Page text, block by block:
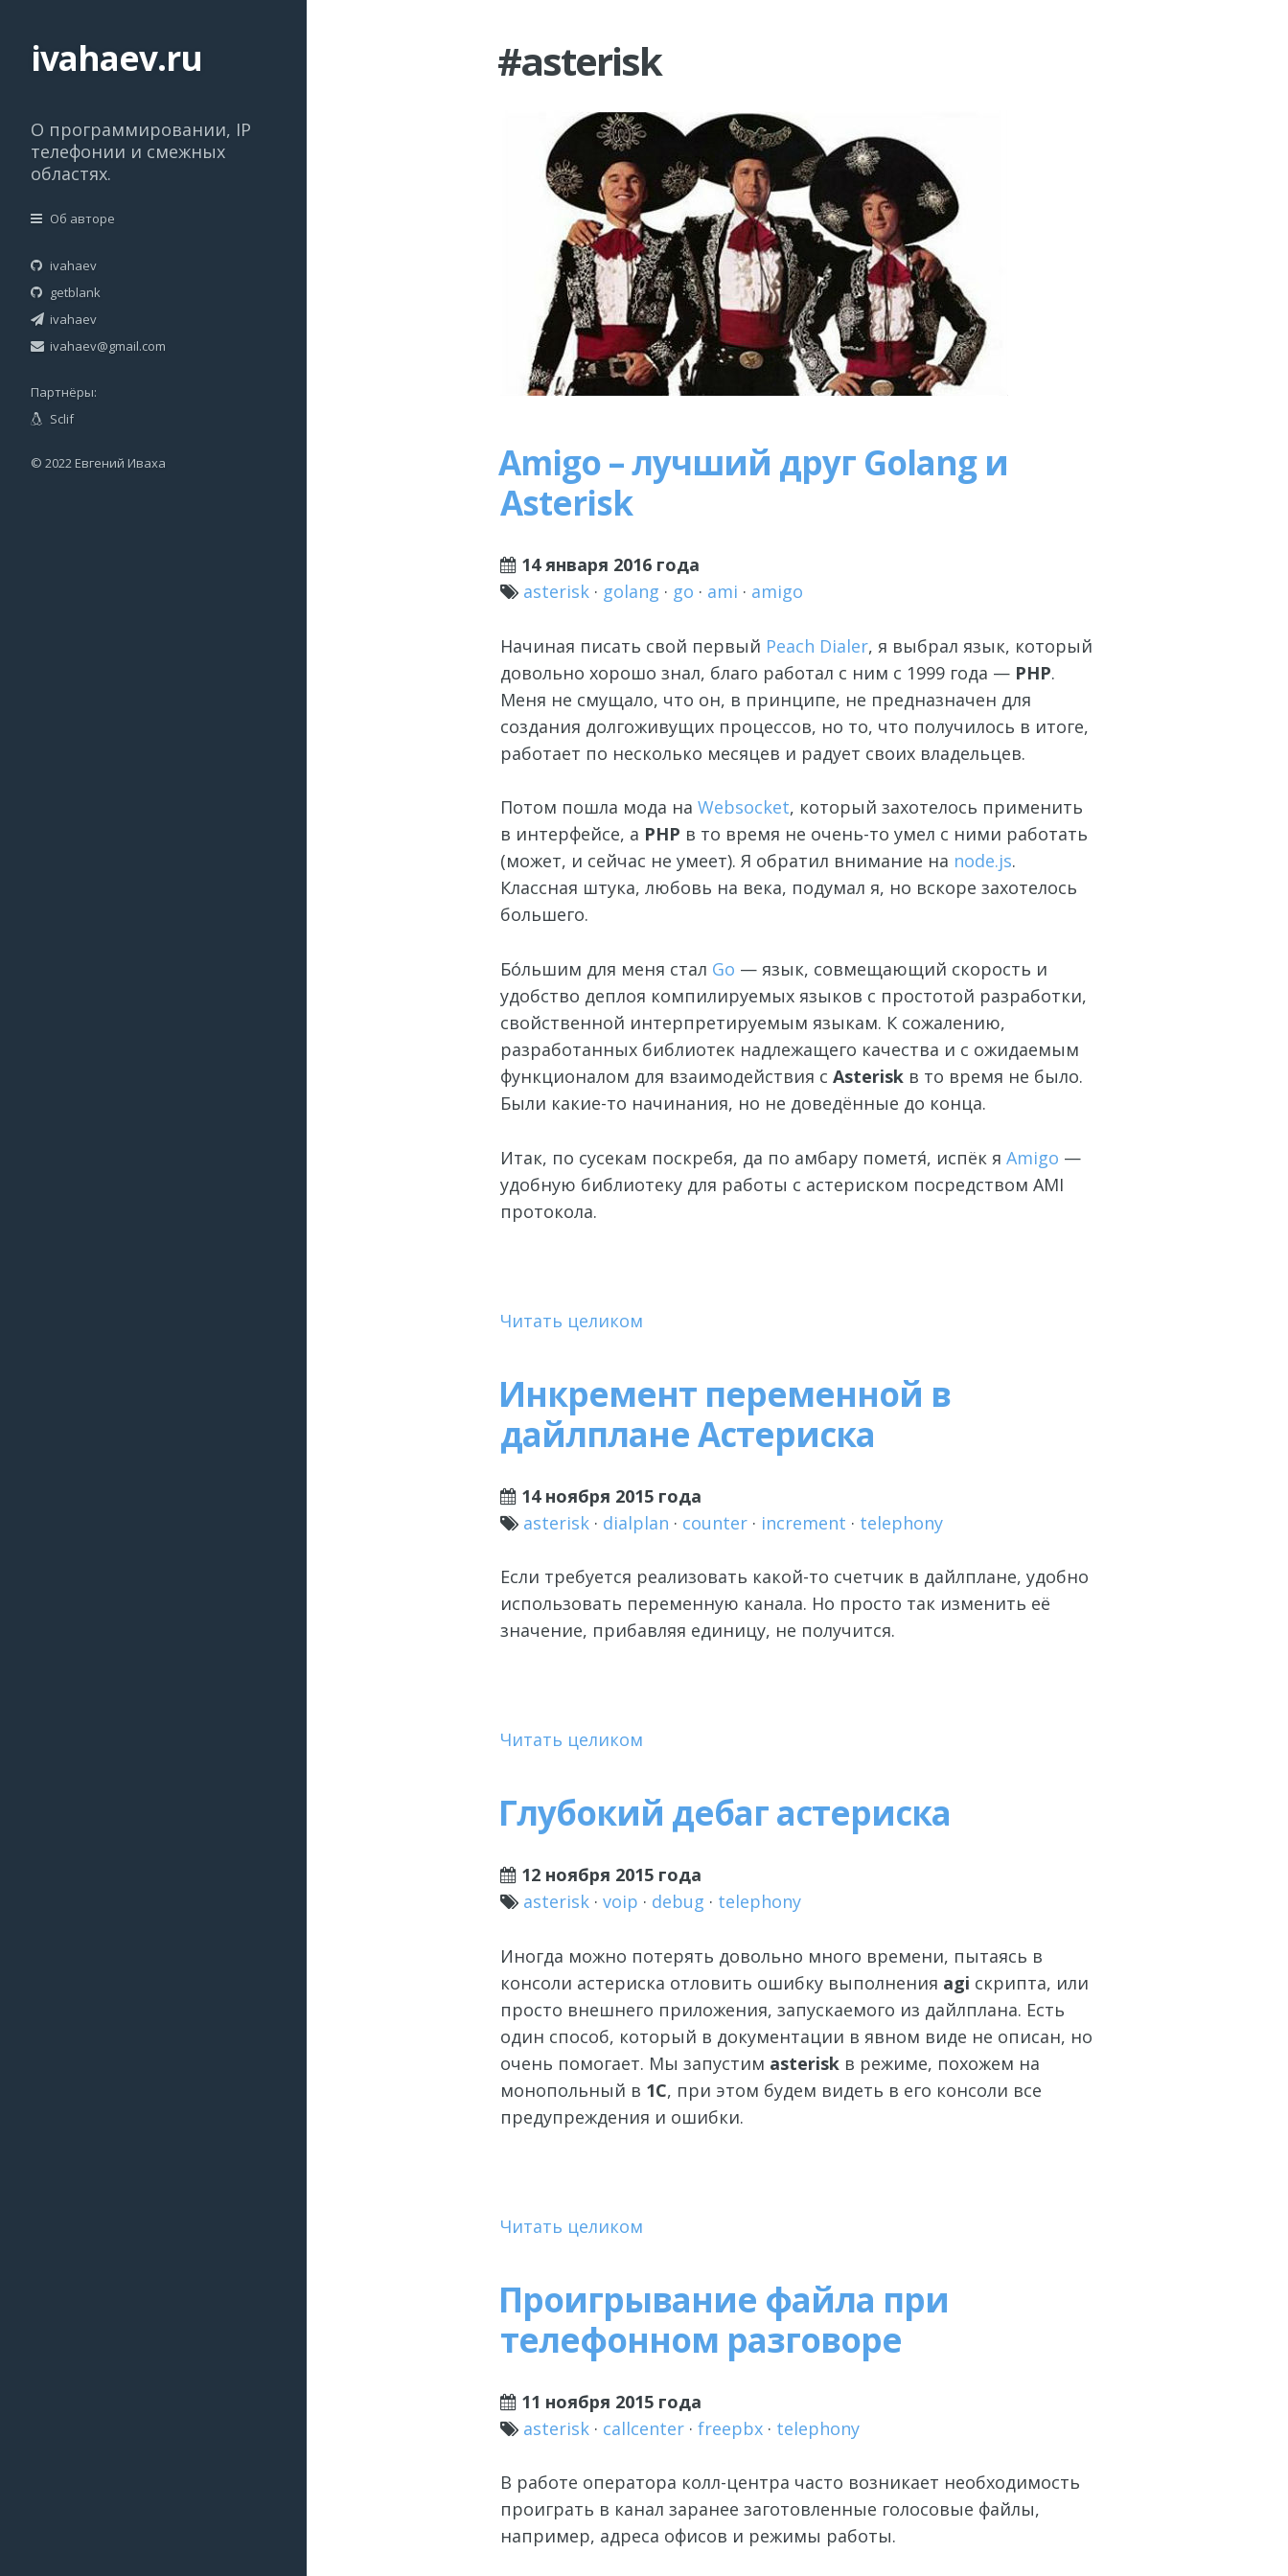
ivahaev.ru
О программировании, IP
телефонии и смежных
областях.
Об авторе
ivahaev
getblank
ivahaev
ivahaev@gmail.com
Партнёры:
Sclif
© 2022 Евгений Иваха
#asterisk
Amigo – лучший друг Golang и
Asterisk
14 января 2016 года
asterisk· golang · go · ami · amigo
Начиная писать свой первый Peach Dialer, я выбрал язык, который
довольно хорошо знал, благо работал с ним с 1999 года — PHP.
Меня не смущало, что он, в принципе, не предназначен для
создания долгоживущих процессов, но то, что получилось в итоге,
работает по несколько месяцев и радует своих владельцев.
Потом пошла мода на Websocket, который захотелось применить
в интерфейсе, а PHP в то время не очень-то умел с ними работать
(может, и сейчас не умеет). Я обратил внимание на node.js.
Классная штука, любовь на века, подумал я, но вскоре захотелось
большего.
Бо́льшим для меня стал Go — язык, совмещающий скорость и
удобство деплоя компилируемых языков с простотой разработки,
свойственной интерпретируемым языкам. К сожалению,
разработанных библиотек надлежащего качества и с ожидаемым
функционалом для взаимодействия с Asteriskв то время не было.
Были какие-то начинания, но не доведённые до конца.
Итак, по сусекам поскребя, да по амбару пометя́, испёк я Amigo —
удобную библиотеку для работы с астериском посредством AMI
протокола.
Читать целиком
Инкремент переменной в
дайлплане Астериска
14 ноября 2015 года
asterisk· dialplan · counter· increment · telephony
Если требуется реализовать какой-то счетчик в дайлплане, удобно
использовать переменную канала. Но просто так изменить её
значение, прибавляя единицу, не получится.
Читать целиком
Глубокий дебаг астериска
12 ноября 2015 года
asterisk· voip · debug · telephony
Иногда можно потерять довольно много времени, пытаясь в
консоли астериска отловить ошибку выполнения agi скрипта, или
просто внешнего приложения, запускаемого из дайлплана. Есть
один способ, который в документации в явном виде не описан, но
очень помогает. Мы запустим asteriskв режиме, похожем на
монопольный в 1С, при этом будем видеть в его консоли все
предупреждения и ошибки.
Читать целиком
Проигрывание файла при
телефонном разговоре
11 ноября 2015 года
asterisk· callcenter· freepbx· telephony
В работе оператора колл-центра часто возникает необходимость
проиграть в канал заранее заготовленные голосовые файлы,
например, адреса офисов и режимы работы.